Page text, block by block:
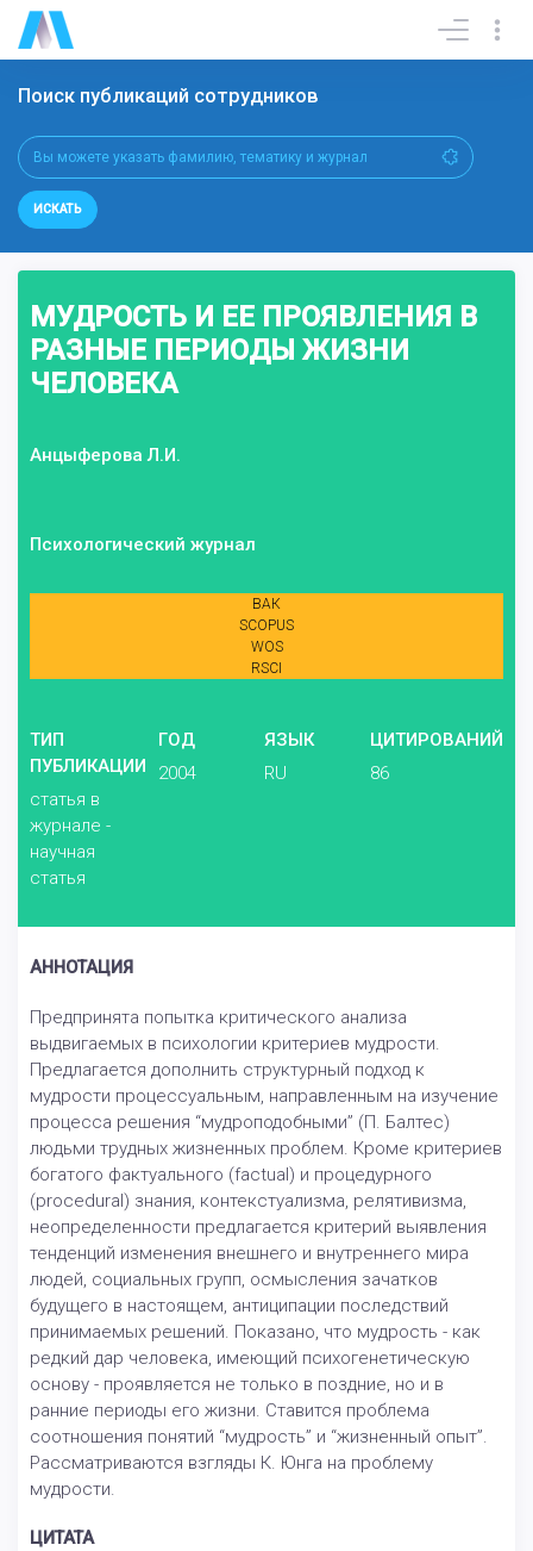
Поиск публикаций сотрудников
ИСКАТЬ
МУДРОСТЬ И ЕЕ ПРОЯВЛЕНИЯ В
РАЗНЫЕ ПЕРИОДЫ ЖИЗНИ
ЧЕЛОВЕКА
Анцыферова Л.И.
Психологический журнал
ВАК
SCOPUS
WOS
RSCI
ТИП
ПУБЛИКАЦИИ
статья в
журнале -
научная
статья
ГОД
2004
ЯЗЫК
RU
ЦИТИРОВАНИЙ
86
АННОТАЦИЯ
Предпринята попытка критического анализа
выдвигаемых в психологии критериев мудрости.
Предлагается дополнить структурный подход к
мудрости процессуальным, направленным на изучение
процесса решения “мудроподобными” (П. Балтес)
людьми трудных жизненных проблем. Кроме критериев
богатого фактуального (factual) и процедурного
(procedural) знания, контекстуализма, релятивизма,
неопределенности предлагается критерий выявления
тенденций изменения внешнего и внутреннего мира
людей, социальных групп, осмысления зачатков
будущего в настоящем, антиципации последствий
принимаемых решений. Показано, что мудрость - как
редкий дар человека, имеющий психогенетическую
основу - проявляется не только в поздние, но и в
ранние периоды его жизни. Ставится проблема
соотношения понятий “мудрость” и “жизненный опыт”.
Рассматриваются взгляды К. Юнга на проблему
мудрости.
ЦИТАТА